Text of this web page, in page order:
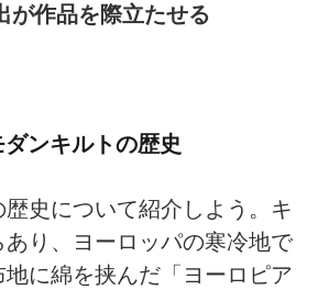
が作品を際立たせる
ダンキルトの歴史
史について紹介しよう。キ
り、ヨーロッパの寒冷地で
に綿を挟んだ「ヨーロピア